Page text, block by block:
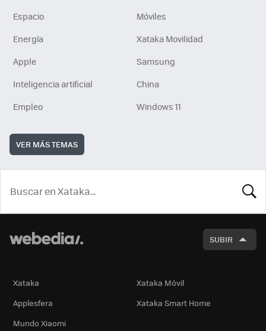
Espacio
Móviles
Energía
Xataka Movilidad
Apple
Samsung
Inteligencia artificial
China
Empleo
Windows 11
VER MÁS TEMAS
SUBIR
Xataka
Xataka Móvil
Applesfera
Xataka Smart Home
Mundo Xiaomi